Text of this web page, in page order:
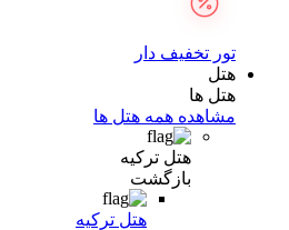
تور تخفیف دار
هتل
هتل ها
مشاهده همه هتل ها
هتل ترکیه
بازگشت
هتل ترکیه